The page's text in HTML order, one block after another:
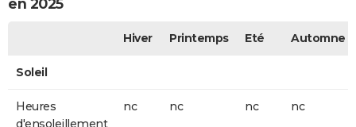
en 2025
Hiver Printemps Eté Automne
Soleil
Heures
d'ensoleillement
nc nc nc nc